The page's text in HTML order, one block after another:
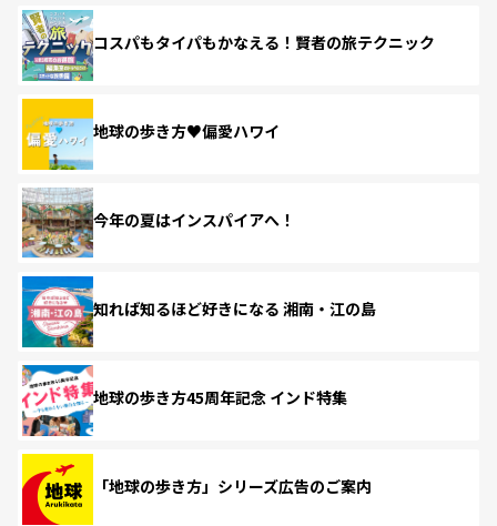
コスパもタイパもかなえる！賢者の旅テクニック
地球の歩き方♥偏愛ハワイ
今年の夏はインスパイアへ！
知れば知るほど好きになる 湘南・江の島
地球の歩き方45周年記念 インド特集
「地球の歩き方」シリーズ広告のご案内